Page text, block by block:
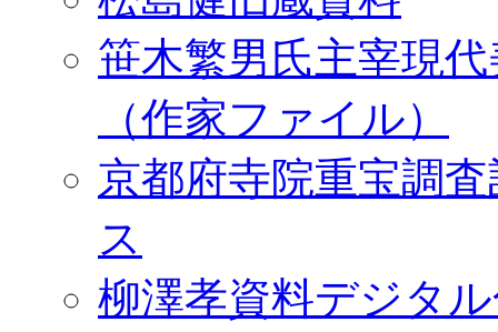
笹木繁男氏主宰現
（作家ファイル）
京都府寺院重宝調
ス
柳澤孝資料デジタ